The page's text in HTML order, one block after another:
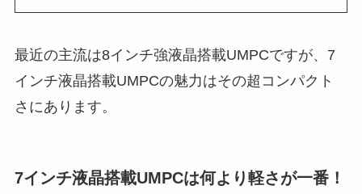
最近の主流は8インチ強液晶搭載UMPCですが、7
インチ液晶搭載UMPCの魅力はその超コンパクト
さにあります。
7インチ液晶搭載UMPCは何より軽さが一番！